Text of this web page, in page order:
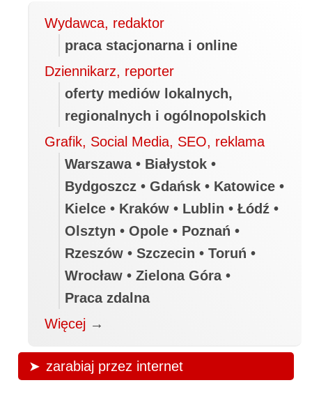
Wydawca, redaktor
praca stacjonarna i online
Dziennikarz, reporter
oferty mediów lokalnych,
regionalnych i ogólnopolskich
Grafik, Social Media, SEO, reklama
Warszawa • Białystok •
Bydgoszcz • Gdańsk • Katowice •
Kielce • Kraków • Lublin • Łódź •
Olsztyn • Opole • Poznań •
Rzeszów • Szczecin • Toruń •
Wrocław • Zielona Góra •
Praca zdalna
Więcej →
zarabiaj przez internet